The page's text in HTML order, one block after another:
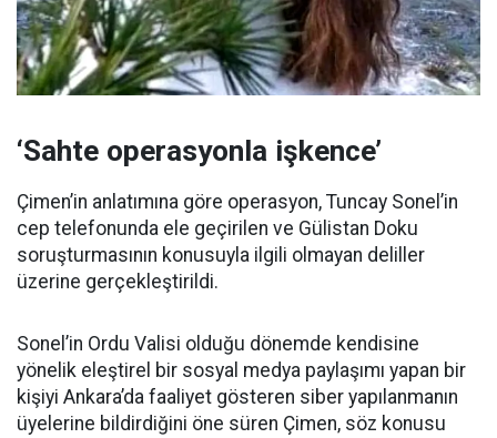
‘Sahte operasyonla işkence’
Çimen’in anlatımına göre operasyon, Tuncay Sonel’in
cep telefonunda ele geçirilen ve Gülistan Doku
soruşturmasının konusuyla ilgili olmayan deliller
üzerine gerçekleştirildi.
Sonel’in Ordu Valisi olduğu dönemde kendisine
yönelik eleştirel bir sosyal medya paylaşımı yapan bir
kişiyi Ankara’da faaliyet gösteren siber yapılanmanın
üyelerine bildirdiğini öne süren Çimen, söz konusu